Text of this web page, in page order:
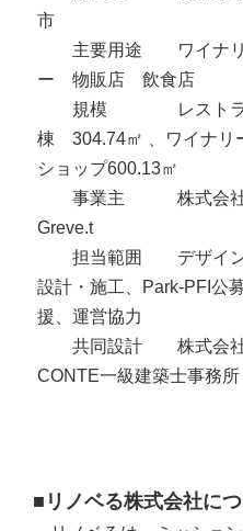
市
主要用途 ワイナリ
ー 物販店 飲食店
規模 レストラ
棟 304.74㎡ 、ワイナリ
ショップ600.13㎡
事業主 株式会
Greve.t
担当範囲 デザイン
設計・施工、Park-PFI公
援、運営協力
共同設計 株式会
CONTE一級建築士事務所
■リノベる株式会社に